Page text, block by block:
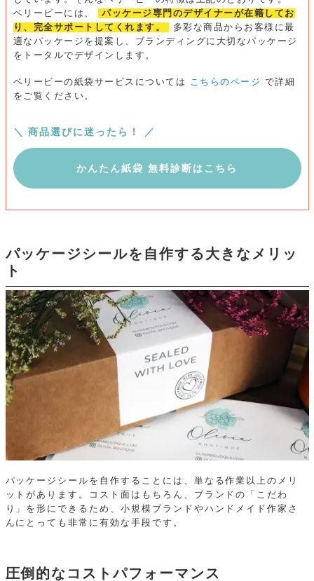
ベリービーには、
パッケージ専門のデザイナーが在籍してお
り、完全サポートしてくれます。
多彩な商品からお客様に最
適なパッケージを提案し、ブランディングに大切なパッケージ
をトータルでデザインします。
ベリービーの紙袋サービスについては こちらのページ で詳細
をご覧ください。
＼ 商品選びに迷ったら！ ／
かんたん紙袋 無料診断はこちら
パッケージシールを自作する大きなメリッ
ト
パッケージシールを自作することには、単なる作業以上のメリ
ットがあります。コスト面はもちろん、ブランドの「こだわ
り」を形にできるため、小規模ブランドやハンドメイド作家さ
んにとっても非常に有効な手段です。
圧倒的なコストパフォーマンス